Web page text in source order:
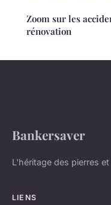
Zoom sur les
rénovation
Bankersaver
L'héritage des pierres
LIENS